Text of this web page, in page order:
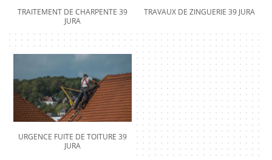
TRAITEMENT DE CHARPENTE 39
JURA
TRAVAUX DE ZINGUERIE 39 JURA
URGENCE FUITE DE TOITURE 39
JURA